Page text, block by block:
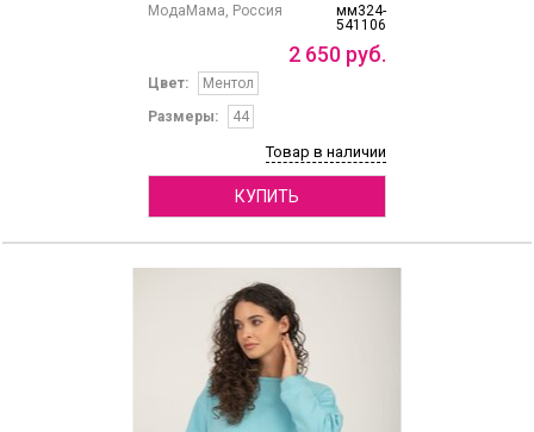
мм324-
541106
МодаМама, Россия
2 650 руб.
Цвет:
Ментол
Размеры:
44
Товар в наличии
КУПИТЬ